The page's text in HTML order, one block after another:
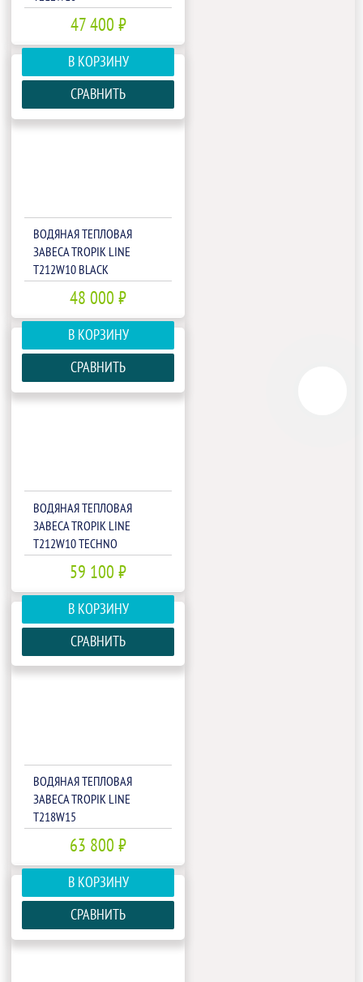
47 400 ₽
В КОРЗИНУ
СРАВНИТЬ
ВОДЯНАЯ ТЕПЛОВАЯ
ЗАВЕСА TROPIK LINE
T212W10 BLACK
48 000 ₽
В КОРЗИНУ
СРАВНИТЬ
ВОДЯНАЯ ТЕПЛОВАЯ
ЗАВЕСА TROPIK LINE
T212W10 TECHNO
59 100 ₽
В КОРЗИНУ
СРАВНИТЬ
ВОДЯНАЯ ТЕПЛОВАЯ
ЗАВЕСА TROPIK LINE
T218W15
63 800 ₽
В КОРЗИНУ
СРАВНИТЬ